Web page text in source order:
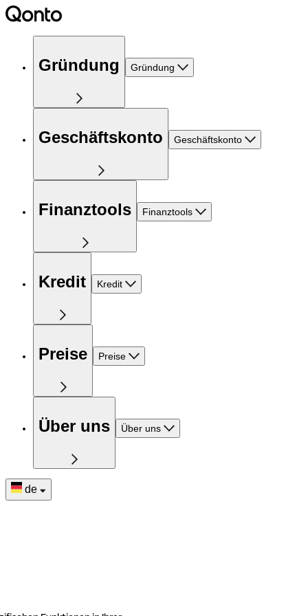
Gründung Gründung
Geschäftskonto Geschäftskonto
Finanztools Finanztools
Kredit Kredit
Preise Preise
Über uns Über uns
de